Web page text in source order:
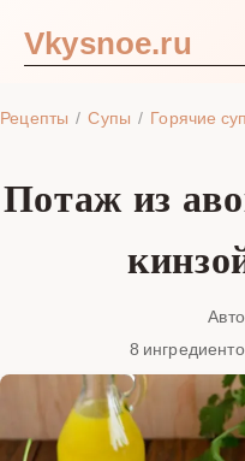
Vkysnoe.ru
Рецепты Супы Горячие
Потаж из
8